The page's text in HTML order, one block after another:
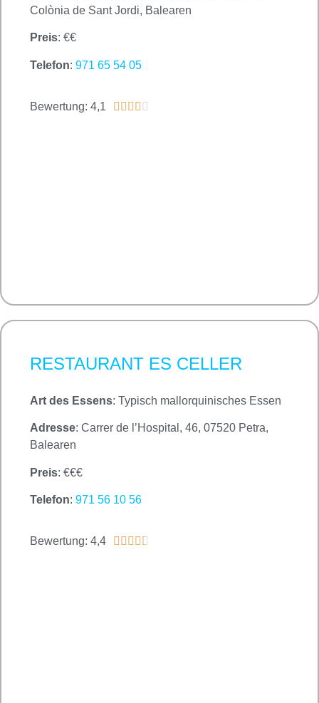
Colònia de Sant Jordi, Balearen
Preis: €€
Telefon: 971 65 54 05
Bewertung: 4,1     
RESTAURANT ES CELLER
Art des Essens: Typisch mallorquinisches Essen
Adresse: Carrer de l’Hospital, 46, 07520 Petra,
Balearen
Preis: €€€
Telefon: 971 56 10 56
Bewertung: 4,4     